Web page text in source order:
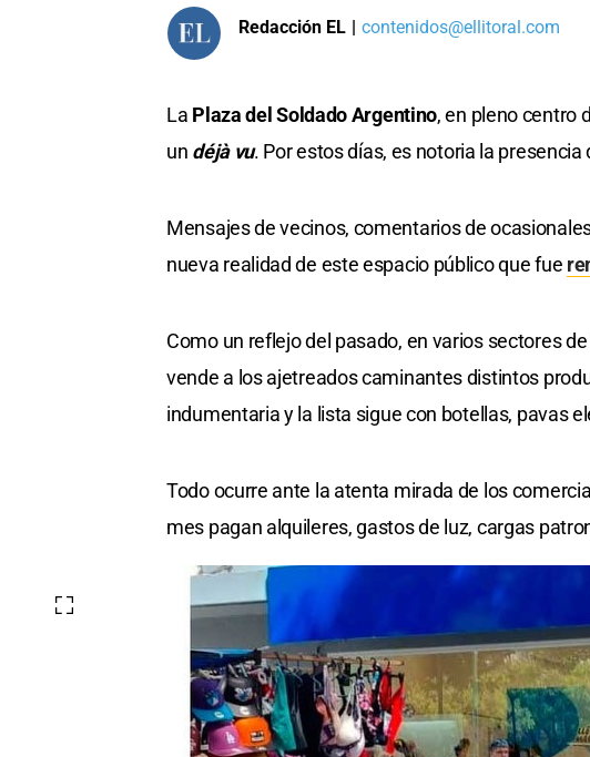
Redacción EL | contenidos@ellitoral.com
La Plaza del Soldado Argentino, en pleno centro
un déjà vu. Por estos días, es notoria la
Mensajes de vecinos, comentarios de
nueva realidad de este espacio público que fue
Como un reflejo del pasado, en varios sectores
vende a los ajetreados caminantes distintos
indumentaria y la lista sigue con botellas, pavas
Todo ocurre ante la atenta mirada de los
mes pagan alquileres, gastos de luz, cargas